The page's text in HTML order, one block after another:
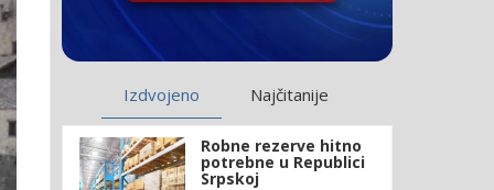
Izdvojeno Najčitanije
Robne rezerve hitno
potrebne u Republici
Srpskoj